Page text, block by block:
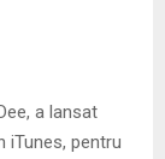
a lansat
iTunes, pentru